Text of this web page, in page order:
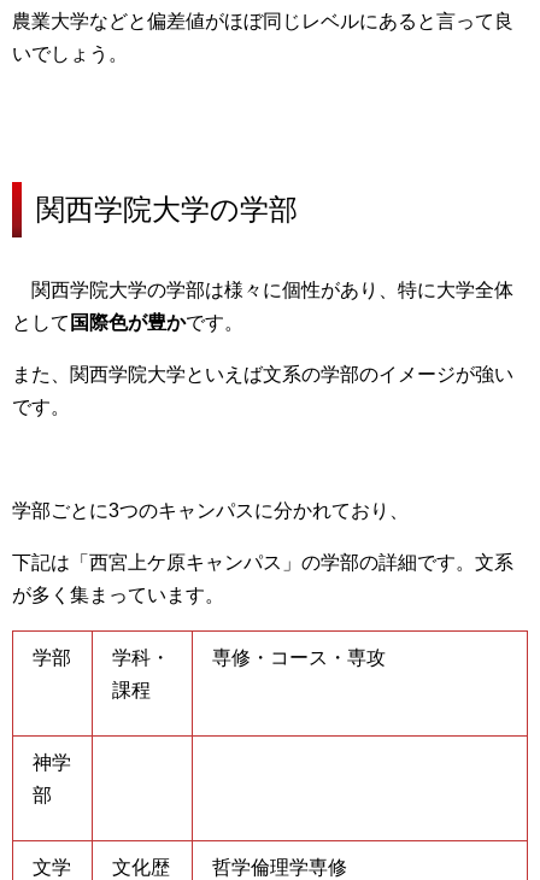
農業大学などと偏差値がほぼ同じレベルにあると言って良
いでしょう。
関西学院大学の学部
関西学院大学の学部は様々に個性があり、特に大学全体
として 国際色が豊かです。
また、 関西学院大学といえば文系の学部のイメージが強い
です。
学部ごとに3つのキャンパスに分かれており、
下記は 「西宮上ケ原キャンパス」 の学部の詳細です。文系
が多く集まっています。
学部
学科・
課程
専修・コース・専攻
神学
部
文学
文化歴
哲学倫理学専修